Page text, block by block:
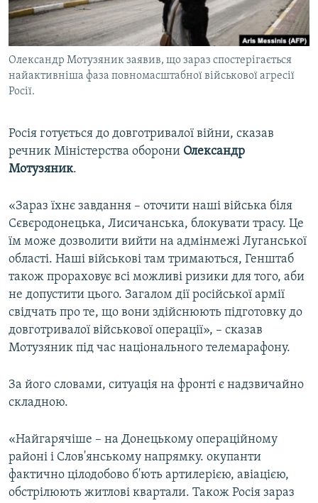
ВІДЕОУРОКИ «ELIFBE»
СВІДЧЕННЯ ОКУПАЦІЇ
УКРАЇНСЬКА ПРОБЛЕМА КРИМУ
ІНФОГРАФІКА
Русский
Qırımtatar
ДОЛУЧАЙСЯ!
Усі сайти RFE/RL
Олександр Мотузяник заявив, що зараз спостерігається
найактивніша фаза повномасштабної військової агресії
Росії.
Росія готується до довготривалої війни, сказав
речник Міністерства оборони Олександр
Мотузяник.
«Зараз їхнє завдання – оточити наші війська біля
Сєвєродонецька, Лисичанська, блокувати трасу. Це
їм може дозволити вийти на адмінмежі Луганської
області. Наші військові там тримаються, Генштаб
також прораховує всі можливі ризики для того, аби
не допустити цього. Загалом дії російської армії
свідчать про те, що вони здійснюють підготовку до
довготривалої військової операції», – сказав
Мотузяник під час національного телемарафону.
За його словами, ситуація на фронті є надзвичайно
складною.
«Найгарячіше – на Донецькому операційному
районі і Слов'янському напрямку. окупанти
фактично цілодобово б'ють артилерією, авіацією,
обстрілюють житлові квартали. Також Росія зараз